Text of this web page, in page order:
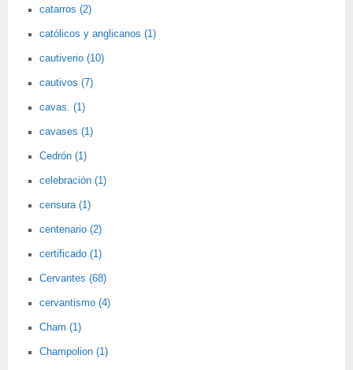
catarros (2)
católicos y anglicanos (1)
cautiverio (10)
cautivos (7)
cavas. (1)
cavases (1)
Cedrón (1)
celebración (1)
censura (1)
centenario (2)
certificado (1)
Cervantes (68)
cervantismo (4)
Cham (1)
Champolion (1)